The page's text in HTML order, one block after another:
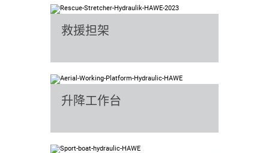
救援担架
升降工作台